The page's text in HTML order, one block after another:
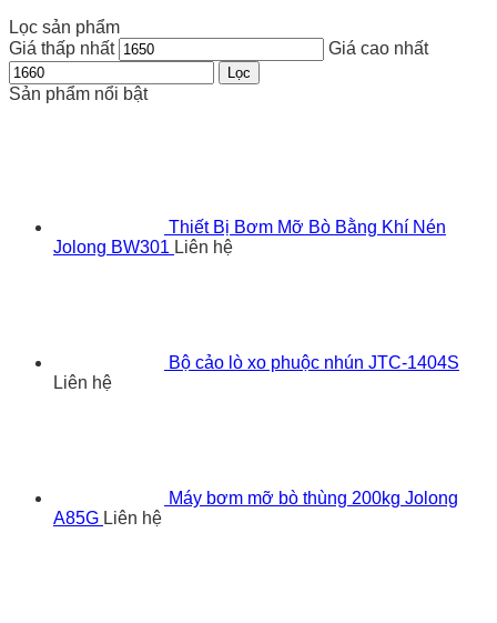
Lọc sản phẩm
Giá thấp nhất
Giá cao nhất
Lọc
Sản phẩm nổi bật
Thiết Bị Bơm Mỡ Bò Bằng Khí Nén
Jolong BW301 Liên hệ
Bộ cảo lò xo phuộc nhún JTC-1404S
Liên hệ
Máy bơm mỡ bò thùng 200kg Jolong
A85G Liên hệ